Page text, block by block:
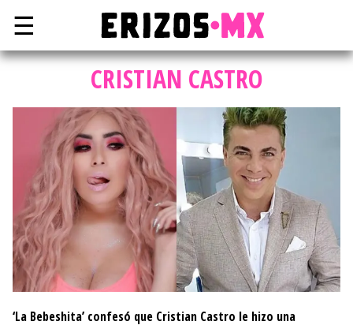
☰
CRISTIAN CASTRO
‘La Bebeshita’ confesó que Cristian Castro le hizo una